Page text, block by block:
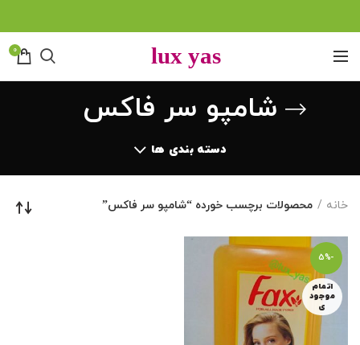
0
شامپو سر فاکس
دسته بندی ها
خانه محصولات برچسب خورده “شامپو سر فاکس”
-5%
اتمام
موجود
ی